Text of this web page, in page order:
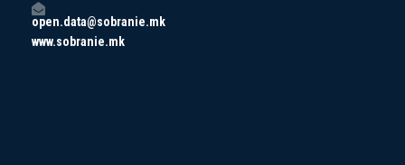
open.data@sobranie.mk
www.sobranie.mk